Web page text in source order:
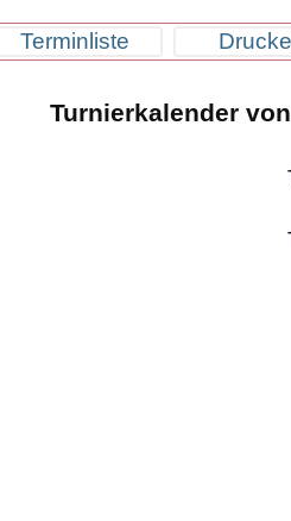
Terminliste
Turnierkalender von